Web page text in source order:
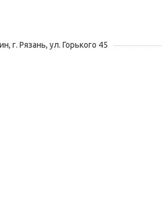
г. Рязань, ул. Горького 45